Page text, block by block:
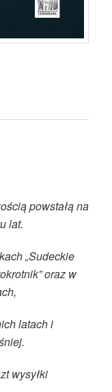
powstałą na
lat.
„Sudeckie
oraz w
latach i
wysyłki